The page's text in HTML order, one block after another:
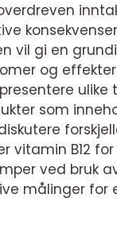
vil gi en
og
ulike
som
vitamin B12
ved bruk
målinger for